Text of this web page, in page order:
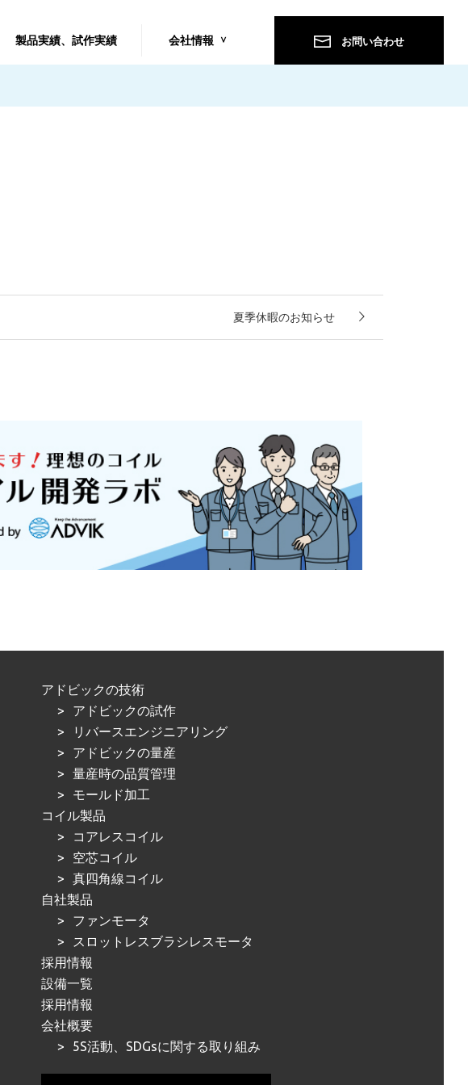
お問い合わせ
製品実績、試作実績 会社情報
夏季休暇のお知らせ
アドビックの技術
アドビックの試作
リバースエンジニアリング
アドビックの量産
量産時の品質管理
モールド加工
コイル製品
コアレスコイル
空芯コイル
真四角線コイル
自社製品
ファンモータ
スロットレスブラシレスモータ
採用情報
設備一覧
採用情報
会社概要
5S活動、SDGsに関する取り組み